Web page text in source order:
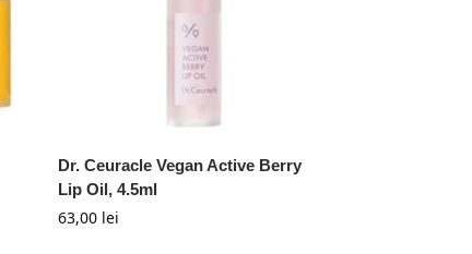
Dr. Ceuracle Vegan Active Berry
Lip Oil, 4.5ml
63,00 lei